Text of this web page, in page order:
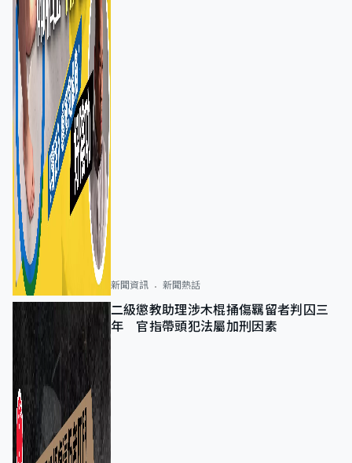
新聞資訊 新聞熱話
二級懲教助理涉木棍捅傷羈留者判囚三
年 官指帶頭犯法屬加刑因素